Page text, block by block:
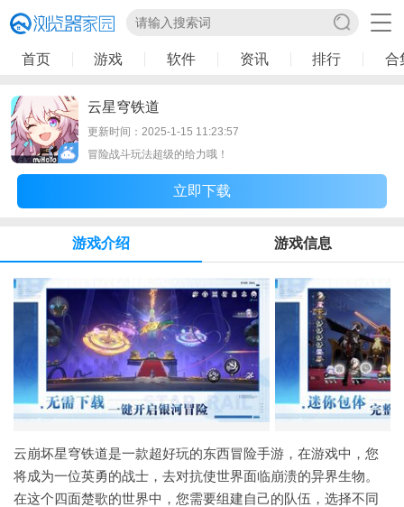
首页 游戏 软件 资讯 排行 合
云星穹铁道
更新时间：2025-1-15 11:23:57
冒险战斗玩法超级的给力哦！
立即下载
游戏介绍 游戏信息
云崩坏星穹铁道是一款超好玩的东西冒险手游，在游戏中，您
将成为一位英勇的战士，去对抗使世界面临崩溃的异界生物。
在这个四面楚歌的世界中，您需要组建自己的队伍，选择不同